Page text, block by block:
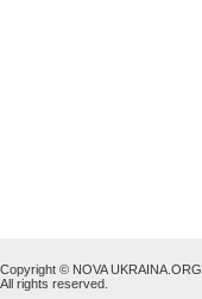
Copyright © NOVA UKRAINA.ORG
All rights reserved.